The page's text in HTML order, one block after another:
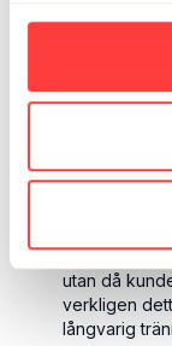
igen/igång
”enklare” är
jobbigt och
utan då
verkligen
långvarig